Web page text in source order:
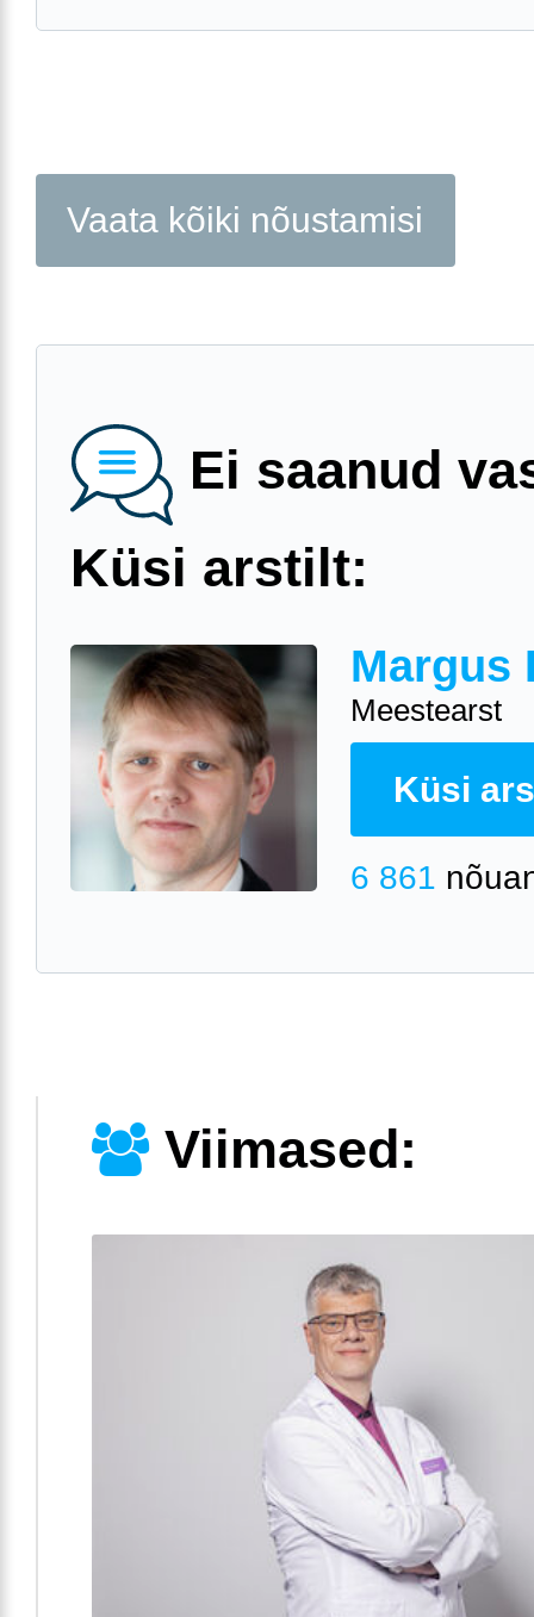
Vaata kõiki nõustamisi
Ei saanud
Küsi arstilt:
Margus
Meestearst
Küsi
6 861
Viimased: